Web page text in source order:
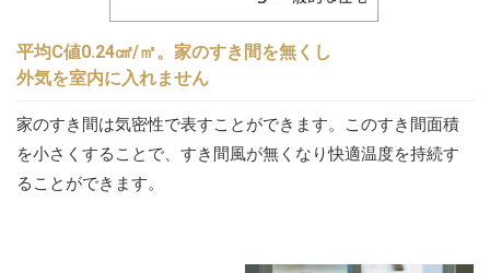
平均C値0.24㎠/㎡。家のすき間を無くし
外気を室内に入れません
家のすき間は気密性で表すことができます。このすき間面積
を小さくすることで、すき間風が無くなり快適温度を持続す
ることができます。